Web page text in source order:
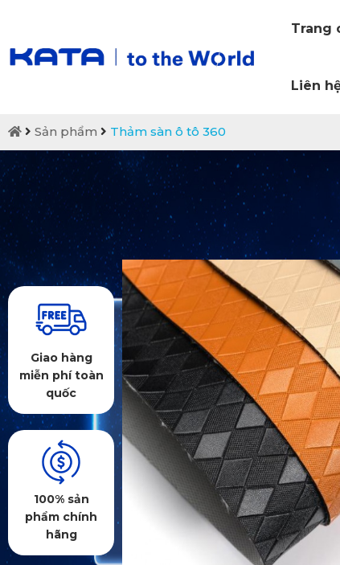
Trang
Liên
Sản phẩm Thảm sàn ô tô 360
Giao hàng
miễn phí toàn
quốc
100% sản
phẩm chính
hãng